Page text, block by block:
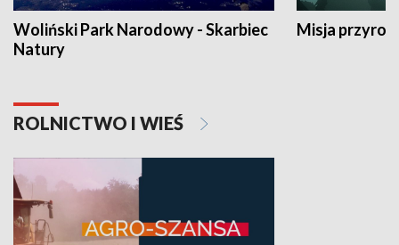
Woliński Park Narodowy - Skarbiec
Natury
Misja
ROLNICTWO I WIEŚ